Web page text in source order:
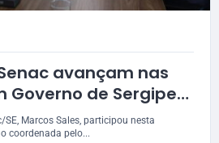
avançam nas
de Sergipe
cursos
SE, Marcos Sales, participou nesta
coordenada pelo...